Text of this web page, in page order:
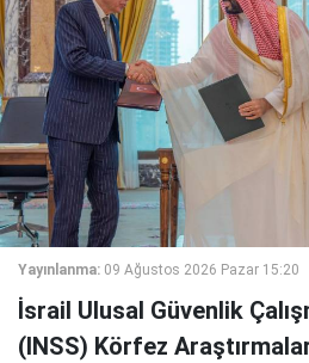
Yayınlanma: 09 Ağustos 2026 Pazar 15:20
İsrail Ulusal Güvenlik
(INSS) Körfez